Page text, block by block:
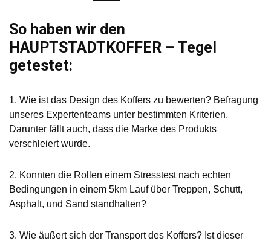
So haben wir den
HAUPTSTADTKOFFER – Tegel
getestet:
1. Wie ist das Design des Koffers zu bewerten? Befragung
unseres Expertenteams unter bestimmten Kriterien.
Darunter fällt auch, dass die Marke des Produkts
verschleiert wurde.
2. Konnten die Rollen einem Stresstest nach echten
Bedingungen in einem 5km Lauf über Treppen, Schutt,
Asphalt, und Sand standhalten?
3. Wie äußert sich der Transport des Koffers? Ist dieser